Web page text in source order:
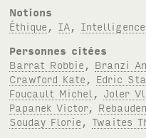
Notions
Éthique , IA,
Personnes citées
Barrat Robbie , Branzi
Crawford Kate , Edric
Foucault Michel , Joler
Papanek Victor,
Souday Florie ,Twaites